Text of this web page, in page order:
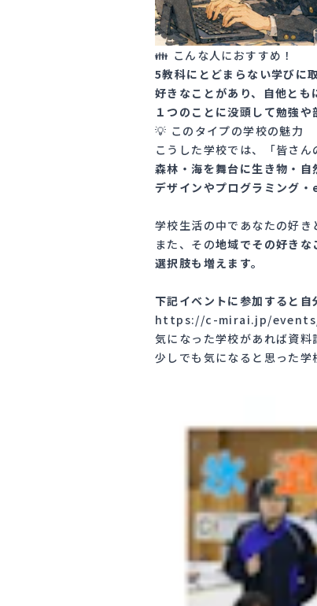
👪 こんな人におすすめ！
5教科にとどまらない学びに
好きなことがあり、自他と
１つのことに没頭して勉強や
💡 このタイプの学校の魅力
こうした学校では、「皆さ
森林・海を舞台に生き物・自
デザインやプログラミング
学校生活の中であなたの好
また、その地域でその好きな
選択肢も増えます。
下記イベントに参加すると
https://c-mirai.jp/
気になった学校があれば資料
少しでも気になると思った